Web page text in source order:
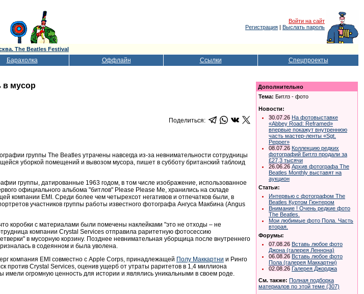
Войти на сайт
Регистрация | Выслать пароль
The Beatles Festival
Барахолка Оффлайн Ссылки Спецпроекты
в мусор
Поделиться:
группы The Beatles утрачены навсегда из-за невнимательности сотрудницы
уборкой помещений и вывозом мусора, пишет в субботу британский таблоид
группы, датированные 1963 годом, в том числе изображение, использованное
официального альбома "битлов" Please Pleasе Me, хранились на складе
компании EMI. Среди более чем четырехсот негативов и отпечатков были, в
участников группы работы известного фотографа Ангуса Макбина (Angus
коробки с материалами были помечены наклейками "это не отходы – не
компании Crystal Services отправила раритетную фотосессию
в мусорную корзину. Позднее невнимательная уборщица после внутреннего
в содеянном и была уволена.
компания EMI совместно с Apple Corps, принадлежащей Полу Маккартни и Ринго
против Crystal Services, оценив ущерб от утраты раритетов в 1,4 миллиона
огромную ценность для истории и являлись уникальными в своем роде.
Дополнительно
Тема: Битлз - фото
Новости:
30.07.26 На фотовыставке
«Abbey Road: Reframed»
впервые покажут внутреннюю
часть мастер-ленты «Sgt.
Pepper»
08.07.26 Коллекцию редких
фотографий Битлз продали за
£27,3 тысячи
26.06.26 Архив фотографа The
Beatles Monthly выставят на
аукцион
Статьи:
Интервью с фотографом The
Beatles Куртом Гюнтером
Внимание ! Очень редкие фото
The Beatles.
Мои любимые фото Пола. Часть
вторая.
Форумы:
07.08.26 Вставь любое фото
Джона (галерея Леннона)
06.08.26 Вставь любое фото
Пола (галерея Маккартни)
02.08.26 Галерея Джорджа
См. также: Полная подборка
материалов по этой теме (307)